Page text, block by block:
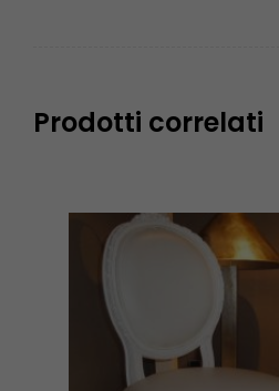
Prodotti correlati